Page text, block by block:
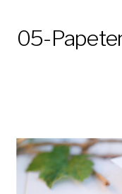
zur
05-